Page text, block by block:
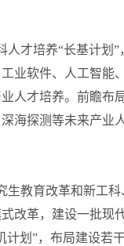
才培养“长基计划”
业软件、人工智
人才培养。前瞻
海探测等未来产
教育改革和新工
改革，建设一批
计划”，布局建设